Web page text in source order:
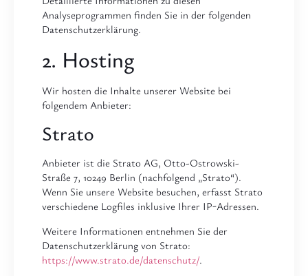
Analyseprogrammen finden Sie in der folgenden
Datenschutzerklärung.
2. Hosting
Wir hosten die Inhalte unserer Website bei
folgendem Anbieter:
Strato
Anbieter ist die Strato AG, Otto-Ostrowski-
Straße 7, 10249 Berlin (nachfolgend „Strato“).
Wenn Sie unsere Website besuchen, erfasst Strato
verschiedene Logfiles inklusive Ihrer IP-Adressen.
Weitere Informationen entnehmen Sie der
Datenschutzerklärung von Strato:
https://www.strato.de/datenschutz/.